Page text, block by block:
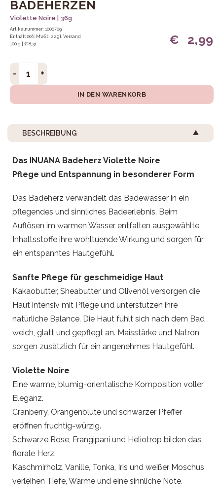
BADEHERZEN
Violette Noire | 36g
€ 2,99
Artikelnummer: 1000709
Enthält 20% MwSt.
zzgl. Versand
100 g | € 8,31
Badeherzen Menge
IN DEN WARENKORB
BESCHREIBUNG
Das INUANA Badeherz Violette Noire
Pflege und Entspannung in besonderer Form
Das Badeherz verwandelt das Badewasser in ein
pflegendes und sinnliches Badeerlebnis. Beim
Auflösen im warmen Wasser entfalten ausgewählte
Inhaltsstoffe ihre wohltuende Wirkung und sorgen für
ein entspanntes Hautgefühl.
Sanfte Pflege für geschmeidige Haut
Kakaobutter, Sheabutter und Olivenöl versorgen die
Haut intensiv mit Pflege und unterstützen ihre
natürliche Balance. Die Haut fühlt sich nach dem Bad
weich, glatt und gepflegt an. Maisstärke und Natron
sorgen zusätzlich für ein angenehmes Hautgefühl.
Violette Noire
Eine warme, blumig-orientalische Komposition voller
Eleganz.
Cranberry, Orangenblüte und schwarzer Pfeffer
eröffnen fruchtig-würzig.
Schwarze Rose, Frangipani und Heliotrop bilden das
florale Herz.
Kaschmirholz, Vanille, Tonka, Iris und weißer Moschus
verleihen Tiefe, Wärme und eine sinnliche Note.